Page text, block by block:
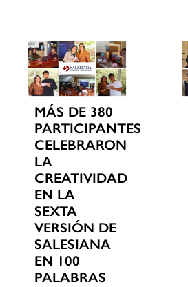
MÁS DE 380
PARTICIPANTES
CELEBRARON
LA
CREATIVIDAD
EN LA
SEXTA
VERSIÓN DE
SALESIANA
EN 100
PALABRAS